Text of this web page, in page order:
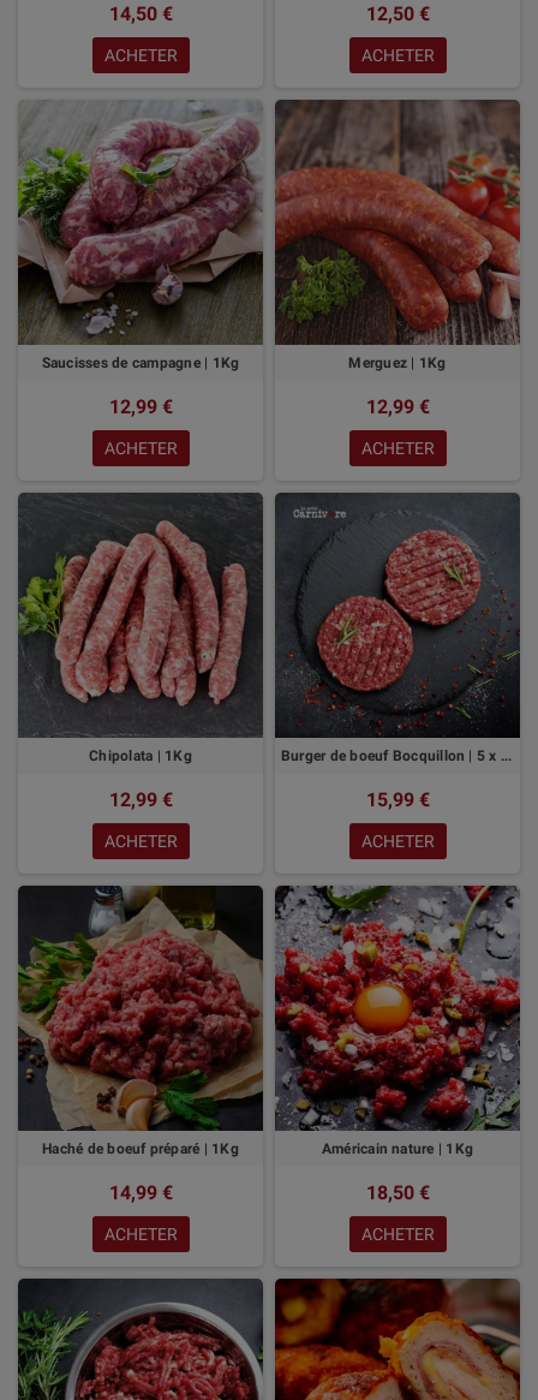
14,50 €
ACHETER
12,50 €
ACHETER
Saucisses de campagne | 1Kg
12,99 €
ACHETER
Merguez | 1Kg
12,99 €
ACHETER
Chipolata | 1Kg
12,99 €
ACHETER
Burger de boeuf Bocquillon | 5 x 200gr
15,99 €
ACHETER
Haché de boeuf préparé | 1Kg
14,99 €
ACHETER
Américain nature | 1Kg
18,50 €
ACHETER